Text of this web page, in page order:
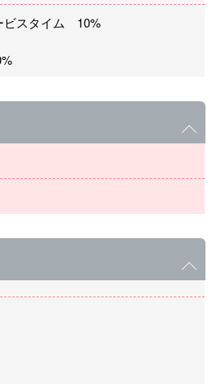
ビスタイム 10%